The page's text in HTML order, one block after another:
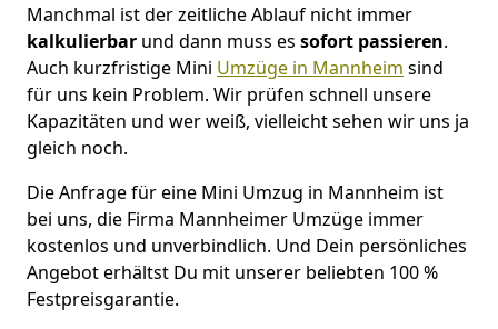
Manchmal ist der zeitliche Ablauf nicht immer
kalkulierbar und dann muss es sofort passieren.
Auch kurzfristige Mini Umzüge in Mannheim sind
für uns kein Problem. Wir prüfen schnell unsere
Kapazitäten und wer weiß, vielleicht sehen wir uns ja
gleich noch.
Die Anfrage für eine Mini Umzug in Mannheim ist
bei uns, die Firma Mannheimer Umzüge immer
kostenlos und unverbindlich. Und Dein persönliches
Angebot erhältst Du mit unserer beliebten 100 %
Festpreisgarantie.